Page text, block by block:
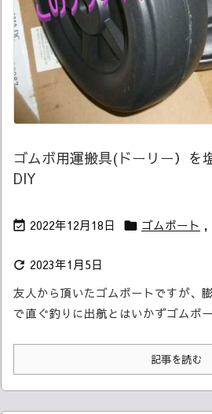
ゴムボ用運搬具(ドーリー）を
DIY
 2022年12月18日  ゴムボート ,
 2023年1月5日
友人から頂いたゴムボートですが、
で直ぐ釣りに出航とはいかずゴムボ
記事を読む